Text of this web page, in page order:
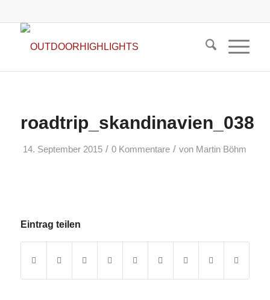
roadtrip_skandinavien_038
14. September 2015 / 0 Kommentare / von Martin Böhm
Eintrag teilen